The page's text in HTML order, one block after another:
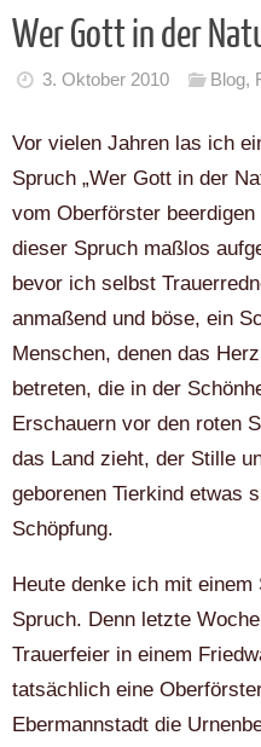
Wer Gott in der
3. Oktober 2010 Blog,
Vor vielen Jahren las ich
Spruch „Wer Gott in der
vom Oberförster
dieser Spruch maßlos
bevor ich selbst
anmaßend und böse, ein
Menschen, denen das
betreten, die in der
Erschauern vor den roten
das Land zieht, der Stille
geborenen Tierkind etwas
Schöpfung.
Heute denke ich mit
Spruch. Denn letzte
Trauerfeier in einem
tatsächlich eine
Ebermannstadt die